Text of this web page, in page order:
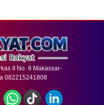
II No. 9 Makassar-
082215241808